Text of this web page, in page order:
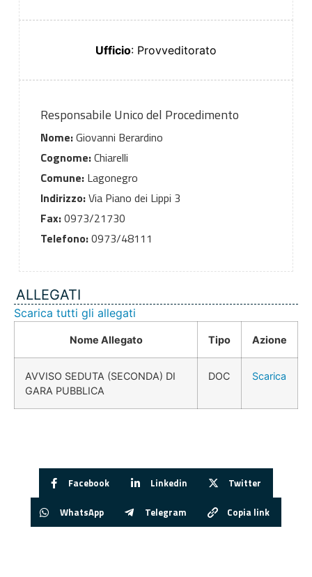
Ufficio: Provveditorato
Responsabile Unico del Procedimento
Nome:Giovanni Berardino
Cognome:Chiarelli
Comune:Lagonegro
Indirizzo:Via Piano dei Lippi 3
Fax:0973/21730
Telefono:0973/48111
ALLEGATI
Scarica tutti gli allegati
Nome Allegato Tipo Azione
AVVISO SEDUTA (SECONDA) DI
GARA PUBBLICA
DOC Scarica
Facebook Linkedin Twitter
WhatsApp Telegram Copia link